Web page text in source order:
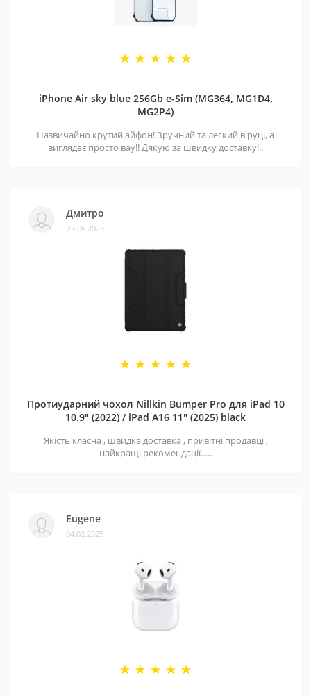
iPhone Air sky blue 256Gb e-Sim (MG364, MG1D4,
MG2P4)
Назвичайно крутий айфон! Зручний та легкий в руці, а
виглядає просто вау!! Дякую за швидку доставку!..
Дмитро
25.06.2025
Протиударний чохол Nillkin Bumper Pro для iPad 10
10.9" (2022) / iPad A16 11" (2025) black
Якість класна , швидка доставка , привітні продавці ,
найкращі рекомендації…..
Eugene
04.02.2025